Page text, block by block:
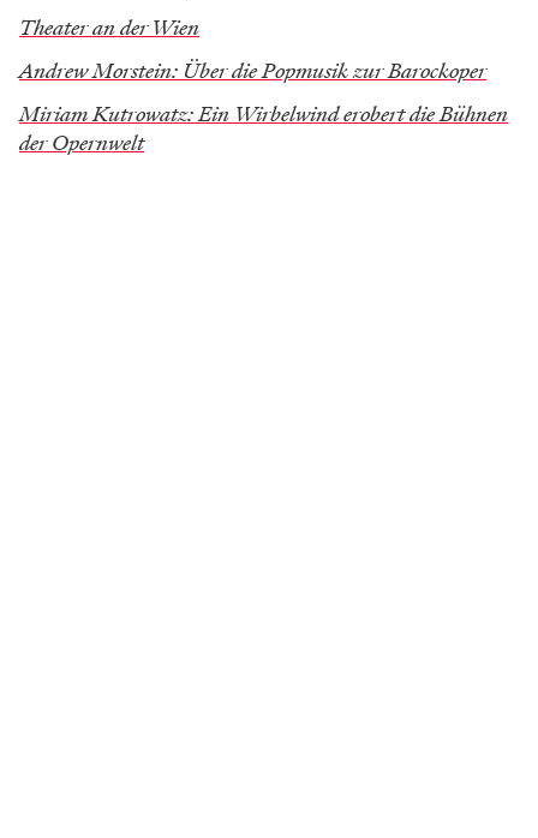
Theater an der Wien
Andrew Morstein: Über die Popmusik zur Barockoper
Miriam Kutrowatz: Ein Wirbelwind erobert die Bühnen
der Opernwelt